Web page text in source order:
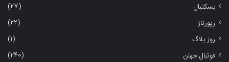
بسکتبال
(27)
رپورتاژ
(22)
روز بلاگ
(1)
فوتبال جهان
(240)